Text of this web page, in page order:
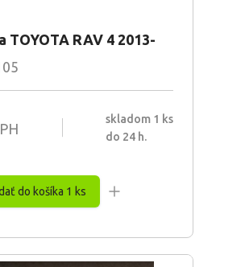
TOYOTA RAV 4 2013-
skladom 1 ks
do 24 h.
do košíka 1 ks